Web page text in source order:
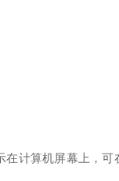
计算机屏幕上，可